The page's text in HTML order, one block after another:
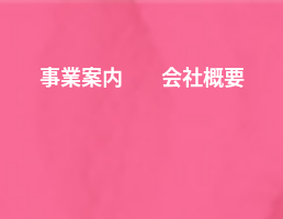
事業案内 会社概要